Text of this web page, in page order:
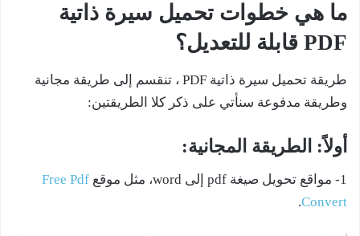
ما هي خطوات تحميل سيرة ذاتية
PDF قابلة للتعديل؟
طريقة تحميل سيرة ذاتية PDF ، تنقسم إلى طريقة مجانية
وطريقة مدفوعة سنأتي على ذكر كلا الطريقتين:
أولاً: الطريقة المجانية:
1- مواقع تحويل صيغة pdf إلى word، مثل موقع
Free Pdf
Convert
.